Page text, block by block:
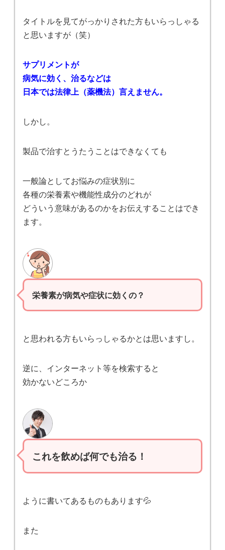
タイトルを見てがっかりされた方もいらっしゃる
と思いますが（笑）
サプリメントが
病気に効く、治るなどは
日本では法律上（薬機法）言えません。
しかし。
製品で治すとうたうことはできなくても
一般論としてお悩みの症状別に
各種の栄養素や機能性成分のどれが
どういう意味があるのかをお伝えすることはでき
ます。
栄養素が病気や症状に効くの？
と思われる方もいらっしゃるかとは思いますし。
逆に、インターネット等を検索すると
効かないどころか
これを飲めば何でも治る！
ように書いてあるものもあります💦
また